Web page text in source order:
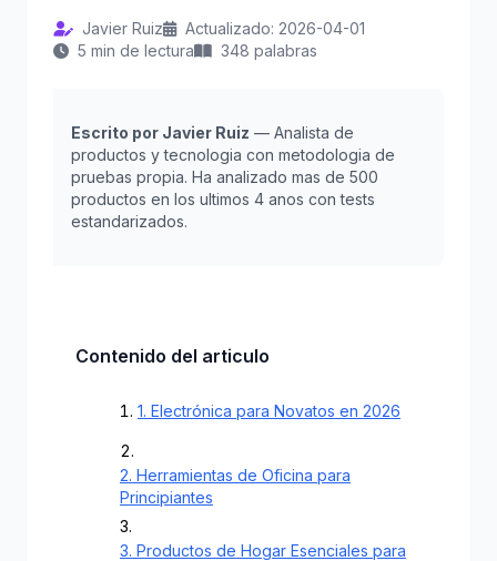
Javier Ruiz
Actualizado: 2026-04-01
5 min de lectura
348 palabras
Escrito por Javier Ruiz — Analista de
productos y tecnologia con metodologia de
pruebas propia. Ha analizado mas de 500
productos en los ultimos 4 anos con tests
estandarizados.
Contenido del articulo
1. Electrónica para Novatos en 2026
2. Herramientas de Oficina para
Principiantes
3. Productos de Hogar Esenciales para